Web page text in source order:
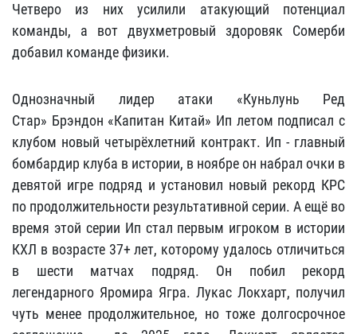
Четверо из них усилили атакующий потенциал
команды, а вот двухметровый здоровяк Сомерби
добавил команде физики.
Однозначный лидер атаки «Куньлунь Ред
Стар» Брэндон «Капитан Китай» Ип летом подписал с
клубом новый четырёхлетний контракт. Ип - главный
бомбардир клуба в истории, в ноябре он набрал очки в
девятой игре подряд и установил новый рекорд КРС
по продолжительности результативной серии. А ещё во
время этой серии Ип стал первым игроком в истории
КХЛ в возрасте 37+ лет, которому удалось отличиться
в шести матчах подряд. Он побил рекорд
легендарного Яромира Ягра. Лукас Локхарт, получил
чуть менее продолжительное, но тоже долгосрочное